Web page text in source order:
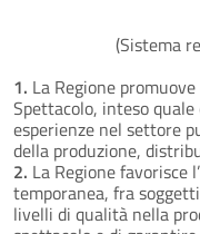
(Sistema
1. La Regione
Spettacolo, inteso
esperienze nel settore
della produzione,
2. La Regione favorisce
temporanea, fra
livelli di qualità nella